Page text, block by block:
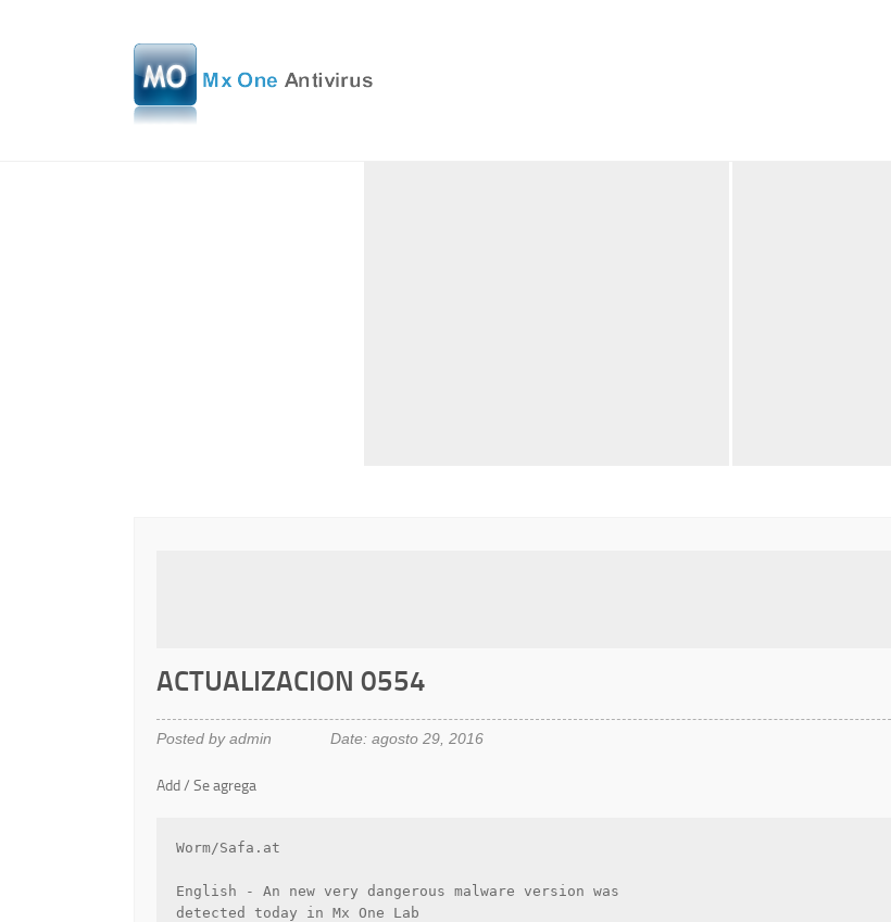
ACTUALIZACION 0554
Posted by admin Date: agosto 29, 2016
Add / Se agrega
Worm/Safa.at
English - An new very dangerous malware version was
detected today in Mx One Lab